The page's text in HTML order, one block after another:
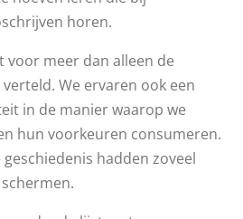
meer
zijn
horen.
voor meer dan alleen de
We ervaren ook een
in de manier waarop we
hun voorkeuren consumeren.
hadden zoveel